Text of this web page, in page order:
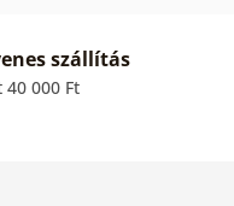
szállítás
000 Ft